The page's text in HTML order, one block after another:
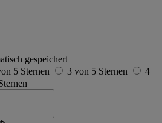
gespeichert
5 Sternen 3 von 5 Sternen
4